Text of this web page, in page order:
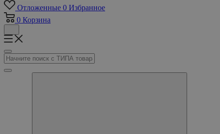
Отложенные 0 Избранное
0 Корзина